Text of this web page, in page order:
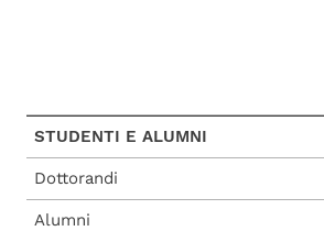
STUDENTI E ALUMNI
Dottorandi
Alumni